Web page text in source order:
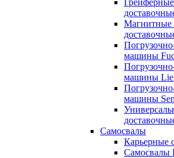
Магнитные
машины
машины
машины
Самосвалы
Карьерные
Самосвалы